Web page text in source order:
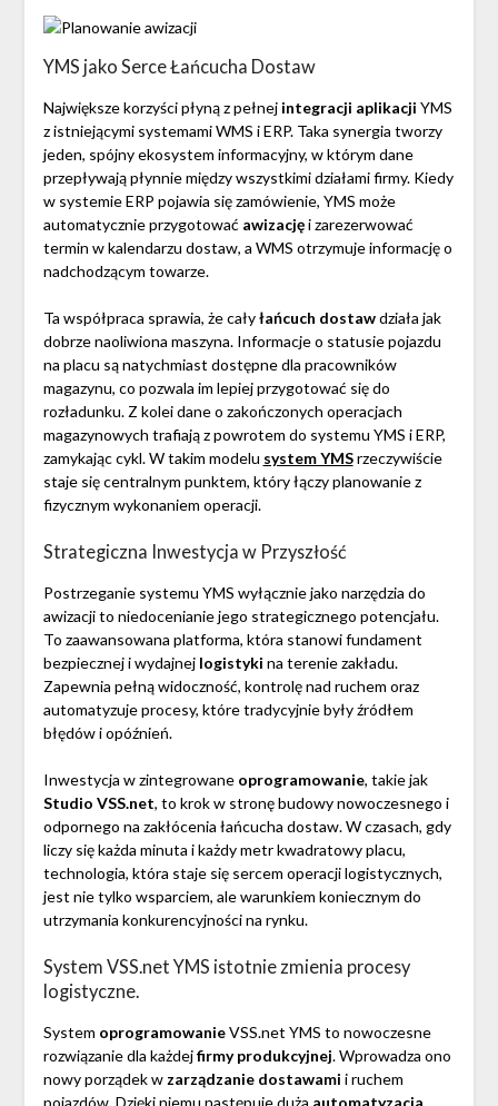
YMS jako Serce Łańcucha Dostaw
Największe korzyści płyną z pełnej integracji aplikacji YMS
z istniejącymi systemami WMS i ERP. Taka synergia tworzy
jeden, spójny ekosystem informacyjny, w którym dane
przepływają płynnie między wszystkimi działami firmy. Kiedy
w systemie ERP pojawia się zamówienie, YMS może
automatycznie przygotować awizacjęi zarezerwować
termin w kalendarzu dostaw, a WMS otrzymuje informację o
nadchodzącym towarze.
Ta współpraca sprawia, że całyłańcuch dostawdziała jak
dobrze naoliwiona maszyna. Informacje o statusie pojazdu
na placu są natychmiast dostępne dla pracowników
magazynu, co pozwala im lepiej przygotować się do
rozładunku. Z kolei dane o zakończonych operacjach
magazynowych trafiają z powrotem do systemu YMS i ERP,
zamykając cykl. W takim modelu system YMSrzeczywiście
staje się centralnym punktem, który łączy planowanie z
fizycznym wykonaniem operacji.
Strategiczna Inwestycja w Przyszłość
Postrzeganie systemu YMS wyłącznie jako narzędzia do
awizacji to niedocenianie jego strategicznego potencjału.
To zaawansowana platforma, która stanowi fundament
bezpiecznej i wydajnej logistyki na terenie zakładu.
Zapewnia pełną widoczność, kontrolę nad ruchem oraz
automatyzuje procesy, które tradycyjnie były źródłem
błędów i opóźnień.
Inwestycja w zintegrowane oprogramowanie, takie jak
Studio VSS.net, to krok w stronę budowy nowoczesnego i
odpornego na zakłócenia łańcucha dostaw. W czasach, gdy
liczy się każda minuta i każdy metr kwadratowy placu,
technologia, która staje się sercem operacji logistycznych,
jest nie tylko wsparciem, ale warunkiem koniecznym do
utrzymania konkurencyjności na rynku.
System VSS.net YMS istotnie zmienia procesy
logistyczne.
System oprogramowanieVSS.net YMS to nowoczesne
rozwiązanie dla każdejfirmy produkcyjnej. Wprowadza ono
nowy porządek w zarządzanie dostawami i ruchem
pojazdów. Dzięki niemu następuje duża automatyzacja